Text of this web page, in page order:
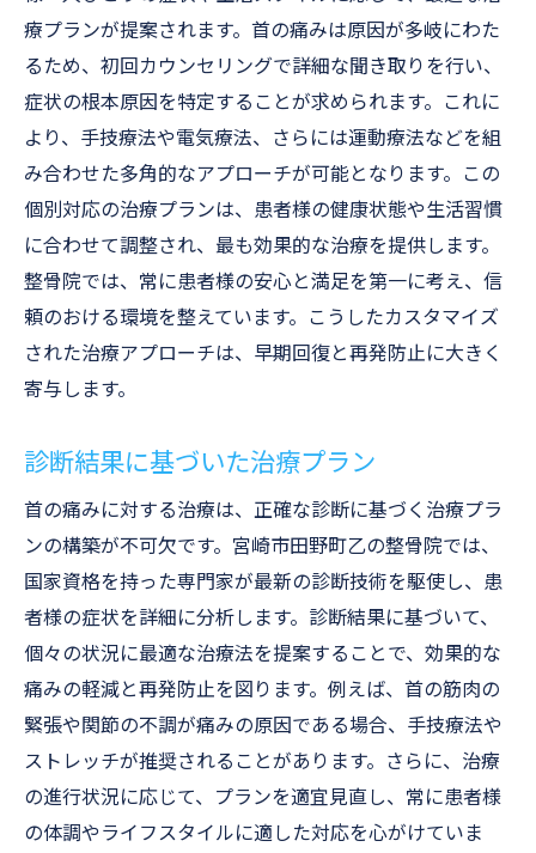
療プランが提案されます。首の痛みは原因が多岐にわた
るため、初回カウンセリングで詳細な聞き取りを行い、
症状の根本原因を特定することが求められます。これに
より、手技療法や電気療法、さらには運動療法などを組
み合わせた多角的なアプローチが可能となります。この
個別対応の治療プランは、患者様の健康状態や生活習慣
に合わせて調整され、最も効果的な治療を提供します。
整骨院では、常に患者様の安心と満足を第一に考え、信
頼のおける環境を整えています。こうしたカスタマイズ
された治療アプローチは、早期回復と再発防止に大きく
寄与します。
診断結果に基づいた治療プラン
首の痛みに対する治療は、正確な診断に基づく治療プラ
ンの構築が不可欠です。宮崎市田野町乙の整骨院では、
国家資格を持った専門家が最新の診断技術を駆使し、患
者様の症状を詳細に分析します。診断結果に基づいて、
個々の状況に最適な治療法を提案することで、効果的な
痛みの軽減と再発防止を図ります。例えば、首の筋肉の
緊張や関節の不調が痛みの原因である場合、手技療法や
ストレッチが推奨されることがあります。さらに、治療
の進行状況に応じて、プランを適宜見直し、常に患者様
の体調やライフスタイルに適した対応を心がけていま